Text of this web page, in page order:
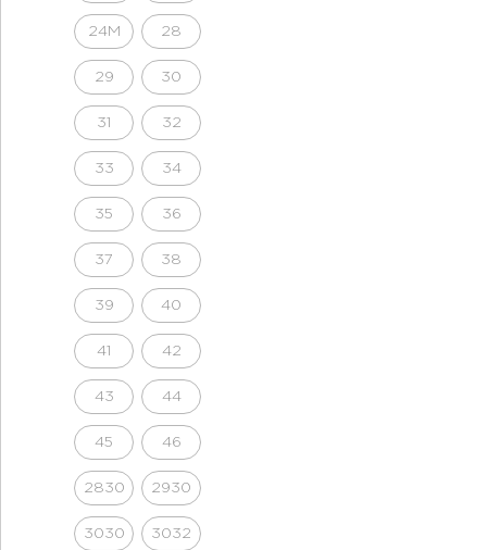
24M 28
29 30
31 32
33 34
35 36
37 38
39 40
41 42
43 44
45 46
2830 2930
3030 3032